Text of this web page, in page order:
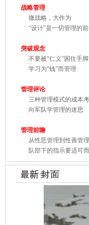
战略管理
微战略，大作为
“设计”是一切管理的前
突破观念
不要被“仁义”困住手脚
学习为“钱”而管理
管理评论
三种管理模式的成本
向军队学管理的迷思
管理前瞻
从性恶管理到性善管理
队部下的指示要适可